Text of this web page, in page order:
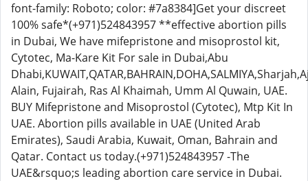
font-family: Roboto; color: #7a8384]Get your discreet
100% safe*(+971)524843957 **effective abortion pills
in Dubai, We have mifepristone and misoprostol kit,
Cytotec, Ma-Kare Kit For sale in Dubai,Abu
Alain, Fujairah, Ras Al Khaimah, Umm Al Quwain, UAE.
BUY Mifepristone and Misoprostol (Cytotec), Mtp Kit In
UAE. Abortion pills available in UAE (United Arab
Emirates), Saudi Arabia, Kuwait, Oman, Bahrain and
Qatar. Contact us today.(+971)524843957 -The
UAE&rsquo;s leading abortion care service in Dubai.